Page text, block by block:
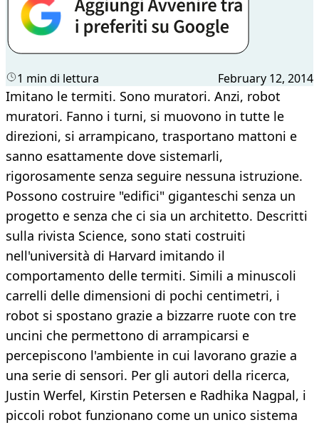
1 min di lettura February 12, 2014
Imitano le termiti. Sono muratori. Anzi, robot
muratori. Fanno i turni, si muovono in tutte le
direzioni, si arrampicano, trasportano mattoni e
sanno esattamente dove sistemarli,
rigorosamente senza seguire nessuna istruzione.
Possono costruire "edifici" giganteschi senza un
progetto e senza che ci sia un architetto. Descritti
sulla rivista Science, sono stati costruiti
nell'università di Harvard imitando il
comportamento delle termiti. Simili a minuscoli
carrelli delle dimensioni di pochi centimetri, i
robot si spostano grazie a bizzarre ruote con tre
uncini che permettono di arrampicarsi e
percepiscono l'ambiente in cui lavorano grazie a
una serie di sensori. Per gli autori della ricerca,
Justin Werfel, Kirstin Petersen e Radhika Nagpal, i
piccoli robot funzionano come un unico sistema